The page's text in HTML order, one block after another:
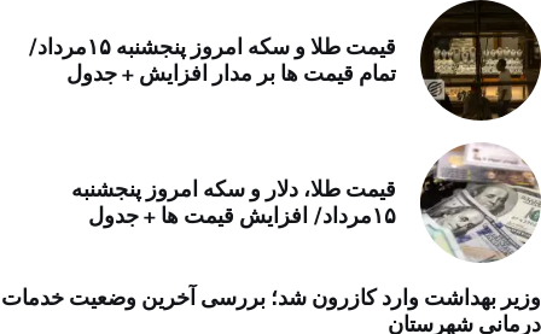
قیمت طلا و سکه امروز پنجشنبه ۱۵مرداد/
تمام قیمت ها بر مدار افزایش + جدول
قیمت طلا، دلار و سکه امروز پنجشنبه
۱۵مرداد/ افزایش قیمت ها + جدول
وزیر بهداشت وارد کازرون شد؛ بررسی آخرین وضعیت خدمات
درمانی شهرستان